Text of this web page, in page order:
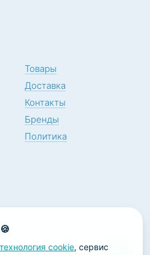
cookie, сервис
Товары
Доставка
Контакты
Бренды
Политика